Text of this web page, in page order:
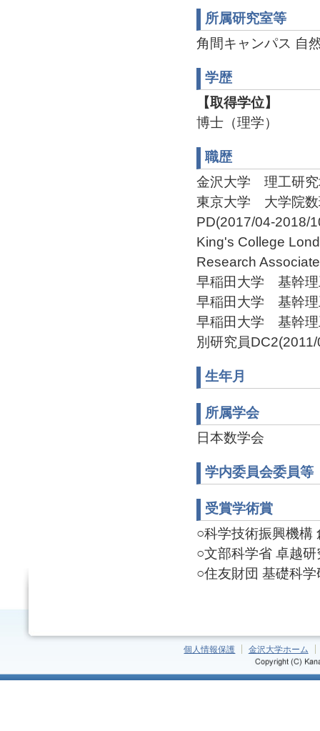
所属研究室等
角間キャンパス 自
学歴
【取得学位】
博士（理学）
職歴
金沢大学 理工研
東京大学 大学院
PD(2017/04-2018/
King's College
Research
早稲田大学 基幹
早稲田大学 基幹
早稲田大学 基幹理
別研究員
生年月
所属学会
日本数学会
学内委員会委員等
受賞学術賞
○科学技術振興機構
○文部科学省 卓越
○住友財団 基礎科
個人情報保護 金沢大学ホーム